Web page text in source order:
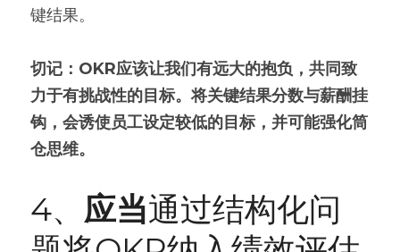
键结果。
切记：OKR应该让我们有远大的抱负，共同致
力于有挑战性的目标。将关键结果分数与薪酬挂
钩，会诱使员工设定较低的目标，并可能强化筒
仓思维。
4、 应当通过结构化问